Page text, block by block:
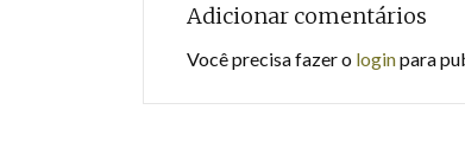
Adicionar comentários
Você precisa fazer o loginpara